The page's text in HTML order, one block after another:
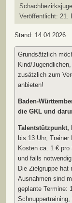
Veröffentlicht: 21.
Stand: 14.04.2026
Grundsätzlich
Kind/
zusätzlich zum
anbieten!
Baden-
die GKL und
Talentstützpunkt,
bis 13 Uhr, Trainer
Kosten ca. 1 €
und falls
Die Zielgruppe hat
Ausnahmen sind
geplante Termine: